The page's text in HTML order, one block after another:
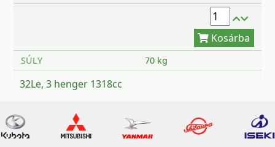
SÚLY 70 kg
32Le, 3 henger 1318cc